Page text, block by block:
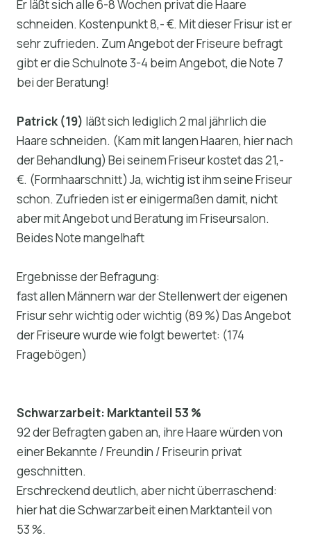
Er läßt sich alle 6-8 Wochen privat die Haare
schneiden. Kostenpunkt 8,- €. Mit dieser Frisur ist er
sehr zufrieden. Zum Angebot der Friseure befragt
gibt er die Schulnote 3-4 beim Angebot, die Note 7
bei der Beratung!
Patrick (19) läßt sich lediglich 2 mal jährlich die
Haare schneiden. (Kam mit langen Haaren, hier nach
der Behandlung) Bei seinem Friseur kostet das 21,-
€. (Formhaarschnitt) Ja, wichtig ist ihm seine Friseur
schon. Zufrieden ist er einigermaßen damit, nicht
aber mit Angebot und Beratung im Friseursalon.
Beides Note mangelhaft
Ergebnisse der Befragung:
fast allen Männern war der Stellenwert der eigenen
Frisur sehr wichtig oder wichtig (89 %) Das Angebot
der Friseure wurde wie folgt bewertet: (174
Fragebögen)
Schwarzarbeit: Marktanteil 53 %
92 der Befragten gaben an, ihre Haare würden von
einer Bekannte / Freundin / Friseurin privat
geschnitten.
Erschreckend deutlich, aber nicht überraschend:
hier hat die Schwarzarbeit einen Marktanteil von
53 %.